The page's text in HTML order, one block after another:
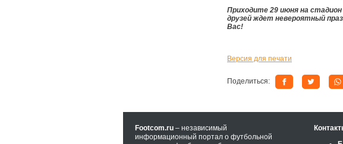
Приходите 29 июня на
друзей ждет невероятный
Вас!
Версия для печати
Поделиться:
Footcom.ru – независимый
информационный портал о футбольной